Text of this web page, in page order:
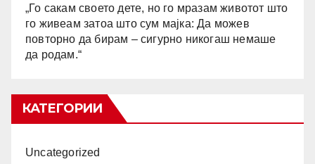
„Го сакам своето дете, но го мразам животот што
го живеам затоа што сум мајка: Да можев
повторно да бирам – сигурно никогаш немаше
да родам.“
КАТЕГОРИИ
Uncategorized